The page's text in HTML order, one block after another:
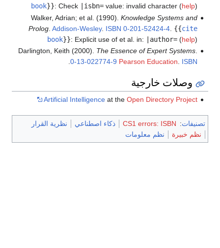
book}}: Check |isbn=value: invalid character (help)
Walker, Adrian; et al. (1990). Knowledge Systems and
Prolog. Addison-Wesley. ISBN 0-201-52424-4. {{cite
book}}: Explicit use of et al. in: |author=(help)
Darlington, Keith (2000). The Essence of Expert Systems.
Pearson Education
ISBN
0-13-022774-9
وصلات خارجية
Artificial Intelligenceat the Open Directory Project
تصنيفات:
CS1 errors: ISBN ذكاء اصطناعي
نظرية القرار
نظم خبيرة
نظم معلومات